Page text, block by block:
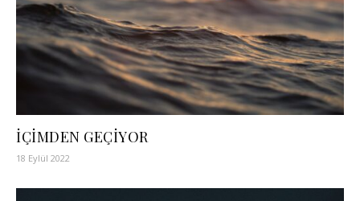
İÇİMDEN GEÇİYOR
18 Eylül 2022